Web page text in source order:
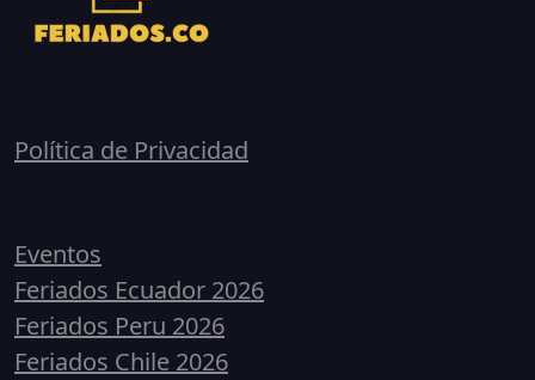
Política de Privacidad
Eventos
Feriados Ecuador 2026
Feriados Peru 2026
Feriados Chile 2026